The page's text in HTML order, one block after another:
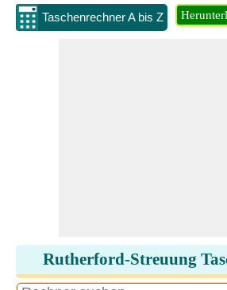
Taschenrechner A bis Z
Rutherford-Streuung